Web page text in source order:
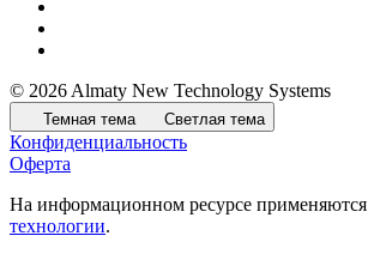
© 2026 Almaty New Technology Systems
Темная тема Светлая тема
Конфиденциальность
Оферта
На информационном ресурсе применяются
технологии.